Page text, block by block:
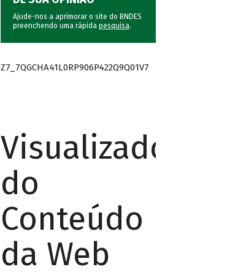
Ajude-nos a aprimorar o site do BNDES
preenchendo uma rápida pesquisa.
Z7_7QGCHA41L0RP906P422Q9Q01V7
Visualizador
do
Conteúdo
da Web